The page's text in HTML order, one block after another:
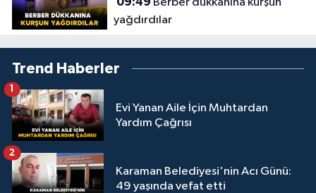
yağdırdılar
Trend Haberler
Evi Yanan Aile İçin Muhtardan
Yardım Çağrısı
1
Karaman Belediyesi'nin Acı Günü:
49 yaşında vefat etti
2